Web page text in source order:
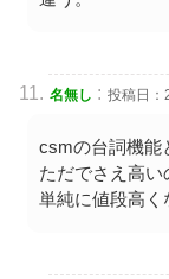
名無し : 投稿日：
csmの台詞機能
ただでさえ高い
単純に値段高